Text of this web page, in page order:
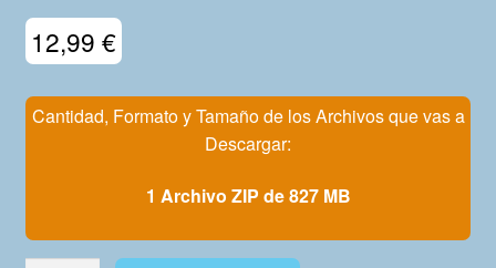
Mi Cuenta
12,99 €
Cantidad, Formato y Tamaño de los Archivos que vas a
Descargar:
1 Archivo ZIP de 827 MB